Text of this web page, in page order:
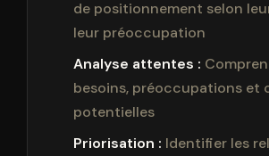
de positionnement selon
leur préoccupation
Analyse attentes :
besoins, préoccupations et
potentielles
Priorisation : Identifier les